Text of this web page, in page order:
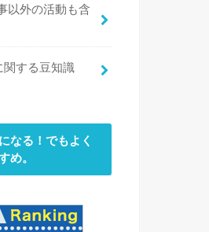
以外の活動も含
関する豆知識
なる！でもよく
め。